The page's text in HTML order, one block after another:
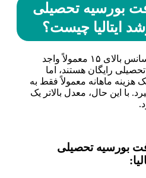
بورسیه تحصیلی
ایتالیا چیست؟
فارغ التحصیلان با معدل لیسانس بالای ۱۵ معمولاً واجد
رایگان هستند، اما
هزینه ماهانه معمولاً فقط به
با این حال، معدل بالاتر یک
بورسیه تحصیلی